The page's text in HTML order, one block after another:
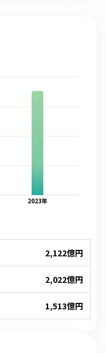
2023年
2,122億円
2,022億円
1,513億円